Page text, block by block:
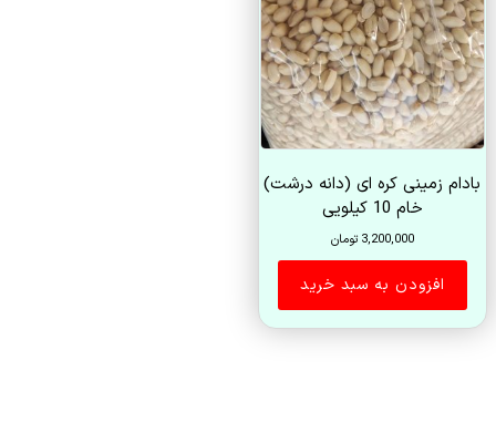
بادام زمینی کره ای (دانه درشت)
خام 10 کیلویی
3,200,000 تومان
افزودن به سبد خرید